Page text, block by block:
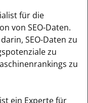
für die
von SEO-Daten.
SEO-Daten zu
zu
zu
ein Experte für